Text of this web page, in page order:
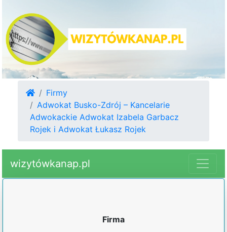
Firmy
Adwokat Busko-Zdrój – Kancelarie
Adwokackie Adwokat Izabela Garbacz
Rojek i Adwokat Łukasz Rojek
wizytówkanap.pl
Firma